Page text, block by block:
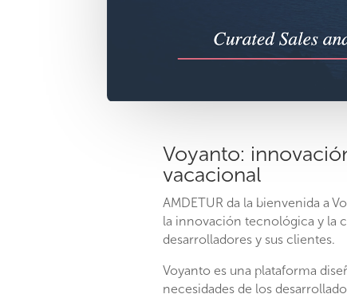
Voyanto:
vacacional
AMDETUR da la bienvenida a
la innovación tecnológica y la
desarrolladores y sus clientes.
Voyanto es una plataforma
necesidades de los